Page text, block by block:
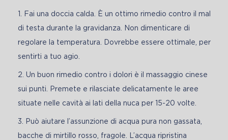
Fai una doccia calda. È un ottimo rimedio contro il mal
di testa durante la gravidanza. Non dimenticare di
regolare la temperatura. Dovrebbe essere ottimale, per
sentirti a tuo agio.
Un buon rimedio contro i dolori è il massaggio cinese
sui punti. Premete e rilasciate delicatamente le aree
situate nelle cavità ai lati della nuca per 15-20 volte.
Può aiutare l’assunzione di acqua pura non gassata,
bacche di mirtillo rosso, fragole. L’acqua ripristina